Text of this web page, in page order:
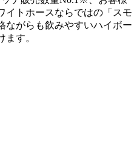
イトホースならではの「スモ
ながらも飲みやすいハイボー
す。